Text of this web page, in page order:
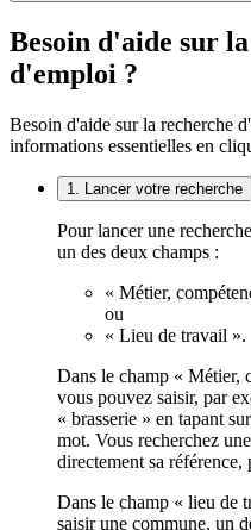
Besoin d'aide sur
d'emploi ?
Besoin d'aide sur la recherche
informations essentielles en
1. Lancer votre recherche
Pour lancer une
un des deux champs :
« Métier,
ou
« Lieu de travail ».
Dans le champ « Métier,
vous pouvez saisir, par
« brasserie » en tapant
mot. Vous recherchez
directement sa
Dans le champ « lieu de
saisir une commune, un